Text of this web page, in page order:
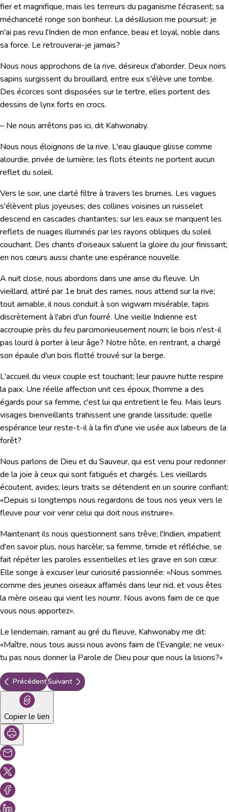
fier et magnifique, mais les terreurs du paganisme l'écrasent; sa
méchanceté ronge son bonheur. La désillusion me poursuit: je
n'ai pas revu l'Indien de mon enfance, beau et loyal, noble dans
sa force. Le retrouverai-je jamais?
Nous nous approchons de la rive, désireux d'aborder. Deux noirs
sapins surgissent du brouillard, entre eux s'élève une tombe.
Des écorces sont disposées sur le tertre, elles portent des
dessins de lynx forts en crocs.
– Ne nous arrêtons pas ici, dit Kahwonaby.
Nous nous éloignons de la rive. L'eau glauque glisse comme
alourdie, privée de lumière; les flots éteints ne portent aucun
reflet du soleil.
Vers le soir, une clarté filtre à travers les brumes. Les vagues
s'élèvent plus joyeuses; des collines voisines un ruisselet
descend en cascades chantantes; sur les eaux se marquent les
reflets de nuages illuminés par les rayons obliques du soleil
couchant. Des chants d'oiseaux saluent la gloire du jour finissant;
en nos cœurs aussi chante une espérance nouvelle.
A nuit close, nous abordons dans une anse du fleuve. Un
vieillard, attiré par 1e bruit des rames, nous attend sur la rive;
tout aimable, il nous conduit à son wigwam misérable, tapis
discrètement à l'abri d'un fourré. Une vieille Indienne est
accroupie près du feu parcimonieusement nourri; le bois n'est-il
pas lourd à porter à leur âge? Notre hôte, en rentrant, a chargé
son épaule d'un bois flotté trouvé sur la berge.
L'accueil du vieux couple est touchant; leur pauvre hutte respire
la paix. Une réelle affection unit ces époux, l'homme a des
égards pour sa femme, c'est lui qui entretient le feu. Mais leurs
visages bienveillants trahissent une grande lassitude; quelle
espérance leur reste-t-il à la fin d'une vie usée aux labeurs de la
forêt?
Nous parlons de Dieu et du Sauveur, qui est venu pour redonner
de la joie à ceux qui sont fatigués et chargés. Les vieillards
écoutent, avides; leurs traits se détendent en un sourire confiant:
«Depuis si longtemps nous regardons de tous nos yeux vers le
fleuve pour voir venir celui qui doit nous instruire».
Maintenant ils nous questionnent sans trêve; l'Indien, impatient
d'en savoir plus, nous harcèle; sa femme, timide et réfléchie, se
fait répéter les paroles essentielles et les grave en son cœur.
Elle songe à excuser leur curiosité passionnée: «Nous sommes
comme des jeunes oiseaux affamés dans leur nid, et vous êtes
la mère oiseau qui vient les nourrir. Nous avons faim de ce que
vous nous apportez».
Le lendemain, ramant au gré du fleuve, Kahwonaby me dit:
«Maître, nous tous aussi nous avons faim de l'Evangile; ne veux-
tu pas nous donner la Parole de Dieu pour que nous la lisions?»
PrécédentSuivant
Copier le lien